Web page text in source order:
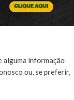
alguma informação
ou, se preferir,